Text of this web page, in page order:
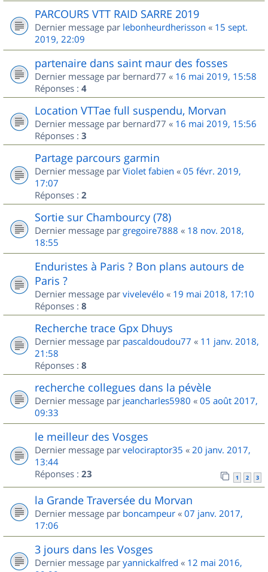
PARCOURS VTT RAID SARRE 2019
Dernier message par lebonheurdherisson « 15 sept.
2019, 22:09
partenaire dans saint maur des fosses
Dernier message par bernard77 « 16 mai 2019, 15:58
Réponses : 4
Location VTTae full suspendu, Morvan
Dernier message par bernard77 « 16 mai 2019, 15:56
Réponses : 3
Partage parcours garmin
Dernier message par Violet fabien « 05 févr. 2019,
17:07
Réponses : 2
Sortie sur Chambourcy (78)
Dernier message par gregoire7888 « 18 nov. 2018,
18:55
Enduristes à Paris ? Bon plans autours de
Paris ?
Dernier message par vivelevélo « 19 mai 2018, 17:10
Réponses : 8
Recherche trace Gpx Dhuys
Dernier message par pascaldoudou77 « 11 janv. 2018,
21:58
Réponses : 8
recherche collegues dans la pévèle
Dernier message par jeancharles5980 « 05 août 2017,
09:33
le meilleur des Vosges
Dernier message par velociraptor35 « 20 janv. 2017,
13:44
Réponses : 23 1 2 3
la Grande Traversée du Morvan
Dernier message par boncampeur « 07 janv. 2017,
17:06
3 jours dans les Vosges
Dernier message par yannickalfred « 12 mai 2016,